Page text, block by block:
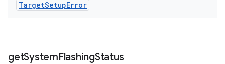
TargetSetupError
getSystemFlashingStatus